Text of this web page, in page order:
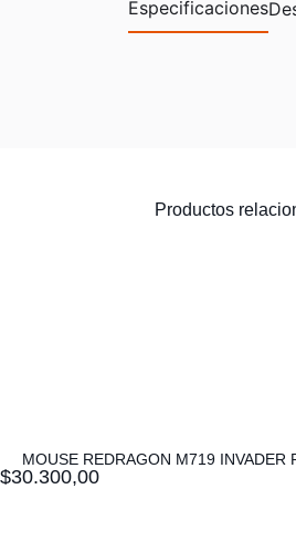
Especificaciones
Productos
MOUSE REDRAGON M719 INVADER
$30.300,00